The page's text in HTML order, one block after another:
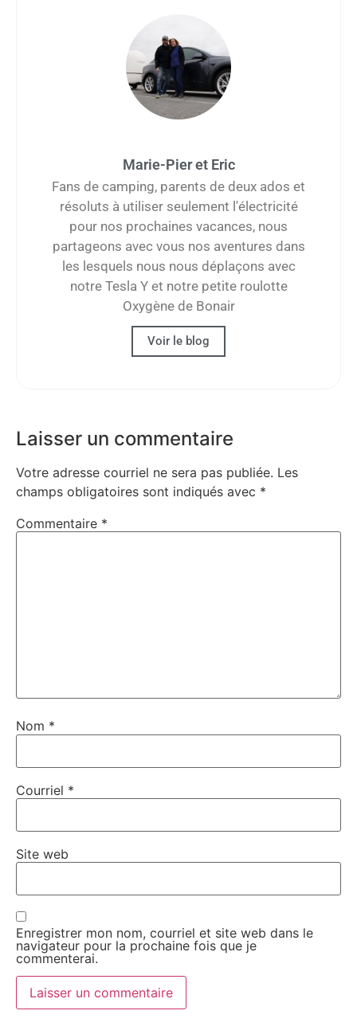
Marie-Pier et Eric
Fans de camping, parents de deux ados et
résoluts à utiliser seulement l'électricité
pour nos prochaines vacances, nous
partageons avec vous nos aventures dans
les lesquels nous nous déplaçons avec
notre Tesla Y et notre petite roulotte
Oxygène de Bonair
Voir le blog
Laisser un commentaire
Votre adresse courriel ne sera pas publiée. Les
champs obligatoires sont indiqués avec *
Commentaire *
Nom *
Courriel *
Site web
Enregistrer mon nom, courriel et site web dans le
navigateur pour la prochaine fois que je
commenterai.